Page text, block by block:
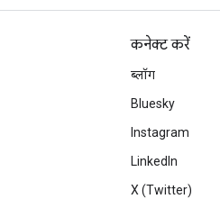
कनेक्ट करें
ब्लॉग
Bluesky
Instagram
LinkedIn
X (Twitter)